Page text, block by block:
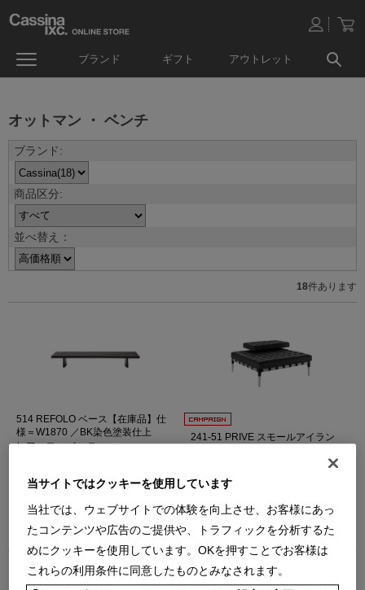
ブランド ギフト アウトレット
オットマン ・ ベンチ
並べ替え：
18件あります
514 REFOLO ベース【在庫品】仕
様＝W1870 ／BK染色塗装仕上
レフォロ・ ベース
￥1,672,000
在庫：在庫あり
241-51 PRIVE スモールアイラン
プリヴェ ソファ
【受注輸入品／納期 6-8ヵ月】
￥1,643,400～￥2,039,400 (通常価格
￥2,266,000)
在庫：受注輸入
当サイトではクッキーを使用しています
当社では、ウェブサイトでの体験を向上させ、お客様にあっ
たコンテンツや広告のご提供や、トラフィックを分析するた
めにクッキーを使用しています。OKを押すことでお客様は
これらの利用条件に同意したものとみなされます。